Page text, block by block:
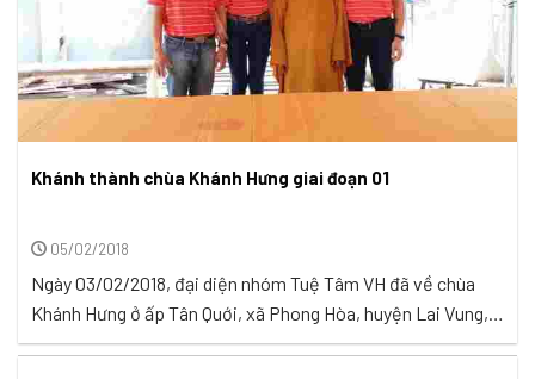
Khánh thành chùa Khánh Hưng giai đoạn 01
05/02/2018
Ngày 03/02/2018, đại diện nhóm Tuệ Tâm VH đã về chùa
Khánh Hưng ở ấp Tân Quới, xã Phong Hòa, huyện Lai Vung,
tỉnh Đồng Tháp để dự lễ khánh thành giai đoạn 1 và lễ tổng